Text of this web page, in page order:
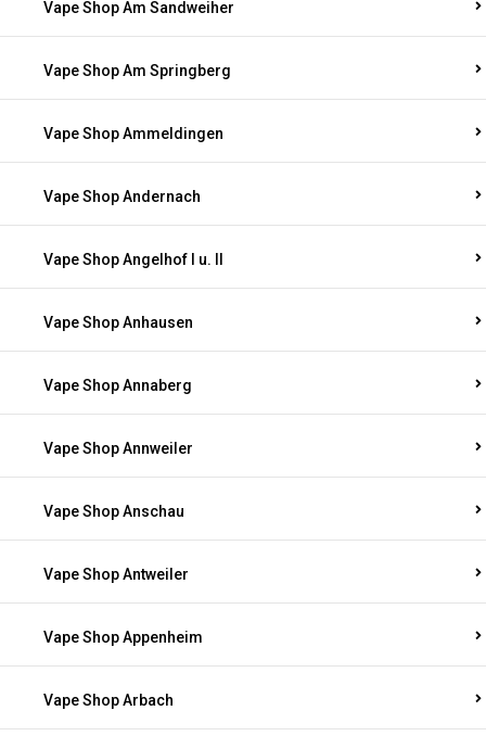
Vape Shop Am Sandweiher
Vape Shop Am Springberg
Vape Shop Ammeldingen
Vape Shop Andernach
Vape Shop Angelhof I u. II
Vape Shop Anhausen
Vape Shop Annaberg
Vape Shop Annweiler
Vape Shop Anschau
Vape Shop Antweiler
Vape Shop Appenheim
Vape Shop Arbach